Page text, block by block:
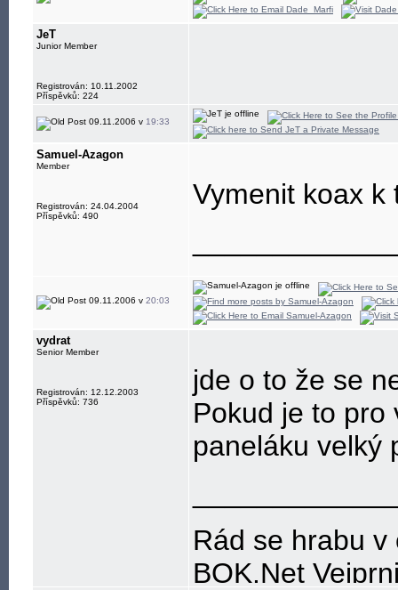
- development
JeT
Junior Member
Registrován: 10.11.2002
Příspěvků: 224
09.11.2006 v 19:33
Samuel-Azagon
Member
Registrován: 24.04.2004
Příspěvků: 490
Vymenit koax k
09.11.2006 v 20:03
vydrat
Senior Member
Registrován: 12.12.2003
Příspěvků: 736
jde o to že se
Pokud je to pro
paneláku velký
Rád se hrabu v
BOK.Net